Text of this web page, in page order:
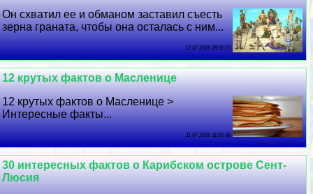
Он схватил ее и обманом заставил съесть
зерна граната, чтобы она осталась с ним...
12 07 2026 18:11:23
12 крутых фактов о Масленице
12 крутых фактов о Масленице >
Интересные факты...
11 07 2026 11:50:36
30 интересных фактов о Карибском острове Сент-
Люсия